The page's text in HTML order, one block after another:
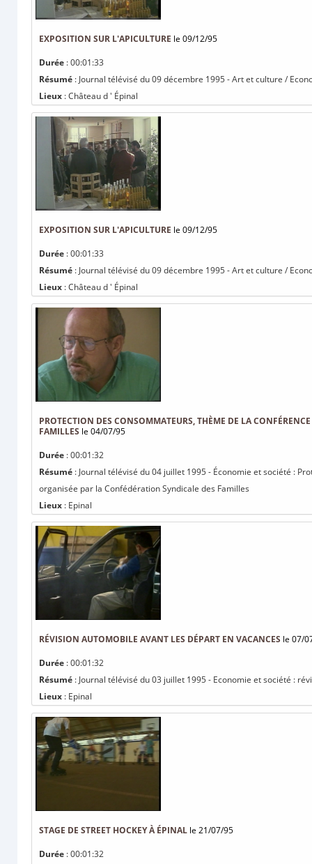
EXPOSITION SUR L'APICULTURE le 09/12/95
Durée : 00:01:33
Résumé : Journal télévisé du 09 décembre 1995 - Art et culture /
Lieux : Château d ' Épinal
EXPOSITION SUR L'APICULTURE le 09/12/95
Durée : 00:01:33
Résumé : Journal télévisé du 09 décembre 1995 - Art et culture /
Lieux : Château d ' Épinal
PROTECTION DES CONSOMMATEURS, THÈME DE LA
FAMILLES le 04/07/95
Durée : 00:01:32
Résumé : Journal télévisé du 04 juillet 1995 - Économie et société :
organisée par la Confédération Syndicale des Familles
Lieux : Epinal
RÉVISION AUTOMOBILE AVANT LES DÉPART EN VACANCES le 07/
Durée : 00:01:32
Résumé : Journal télévisé du 03 juillet 1995 - Economie et société :
Lieux : Epinal
STAGE DE STREET HOCKEY À ÉPINAL le 21/07/95
Durée : 00:01:32